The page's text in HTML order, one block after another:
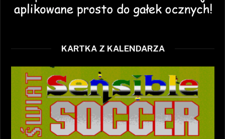
KARTKA Z KALENDARZA